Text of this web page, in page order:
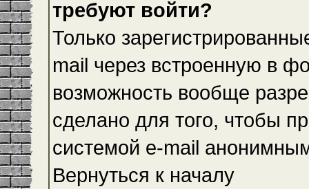
требуют войти?
Только
mail через встроенную в
возможность вообще
сделано для того, чтобы
системой e-mail
Вернуться к началу